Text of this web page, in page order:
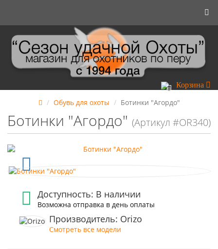
0
Корзина
Обувь для охоты Ботинки "Агордо"
Ботинки "Агордо" (Артикул #OR340)
Доступность: В наличии
Возможна отправка в день оплаты
Производитель: Orizo
Смотреть все модели